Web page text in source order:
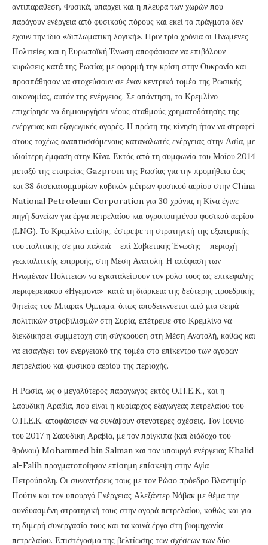
αντιπαράθεση. Φυσικά, υπάρχει και η πλευρά των χωρών που
παράγουν ενέργεια από φυσικούς πόρους και εκεί τα πράγματα δεν
έχουν την ίδια «διπλωματική λογική». Πριν τρία χρόνια οι Ηνωμένες
Πολιτείες και η Ευρωπαϊκή Ένωση αποφάσισαν να επιβάλουν
κυρώσεις κατά της Ρωσίας με αφορμή την κρίση στην Ουκρανία και
προσπάθησαν να στοχεύσουν σε έναν κεντρικό τομέα της Ρωσικής
οικονομίας, αυτόν της ενέργειας. Σε απάντηση, το Κρεμλίνο
επιχείρησε να δημιουργήσει νέους σταθμούς χρηματοδότησης της
ενέργειας και εξαγωγικές αγορές. Η πρώτη της κίνηση ήταν να στραφεί
στους ταχέως αναπτυσσόμενους καταναλωτές ενέργειας στην Ασία, με
ιδιαίτερη έμφαση στην Κίνα. Εκτός από τη συμφωνία του Μαΐου 2014
μεταξύ της εταιρείας Gazprom της Ρωσίας για την προμήθεια έως
και 38 δισεκατομμυρίων κυβικών μέτρων φυσικού αερίου στην China
National Petroleum Corporation για 30 χρόνια, η Κίνα έγινε
πηγή δανείων για έργα πετρελαίου και υγροποιημένου φυσικού αερίου
(LNG). Το Κρεμλίνο επίσης, έστρεψε τη στρατηγική της εξωτερικής
του πολιτικής σε μια παλαιά – επί Σοβιετικής Ένωσης – περιοχή
γεωπολιτικής επιρροής, στη Μέση Ανατολή. Η απόφαση των
Ηνωμένων Πολιτειών να εγκαταλείψουν τον ρόλο τους ως επικεφαλής
περιφερειακού «Ηγεμόνα» κατά τη διάρκεια της δεύτερης προεδρικής
θητείας του Μπαράκ Ομπάμα, όπως αποδεικνύεται από μια σειρά
πολιτικών στροβιλισμών στη Συρία, επέτρεψε στο Κρεμλίνο να
διεκδικήσει συμμετοχή στη σύγκρουση στη Μέση Ανατολή, καθώς και
να εισαγάγει τον ενεργειακό της τομέα στο επίκεντρο των αγορών
πετρελαίου και φυσικού αερίου της περιοχής.
Η Ρωσία, ως ο μεγαλύτερος παραγωγός εκτός Ο.Π.Ε.Κ., και η
Σαουδική Αραβία, που είναι η κυρίαρχος εξαγωγέας πετρελαίου του
Ο.Π.Ε.Κ. αποφάσισαν να συνάψουν στενότερες σχέσεις. Τον Ιούνιο
του 2017 η Σαουδική Αραβία, με τον πρίγκιπα (και διάδοχο του
θρόνου) Mohammed bin Salman και τον υπουργό ενέργειας Khalid
al-Falih πραγματοποίησαν επίσημη επίσκεψη στην Αγία
Πετρούπολη. Οι συναντήσεις τους με τον Ρώσο πρόεδρο Βλαντιμίρ
Πούτιν και τον υπουργό Ενέργειας Αλεξάντερ Νόβακ με θέμα την
συνδυασμένη στρατηγική τους στην αγορά πετρελαίου, καθώς και για
τη διμερή συνεργασία τους και τα κοινά έργα στη βιομηχανία
πετρελαίου. Επιστέγασμα της βελτίωσης των σχέσεων των δύο